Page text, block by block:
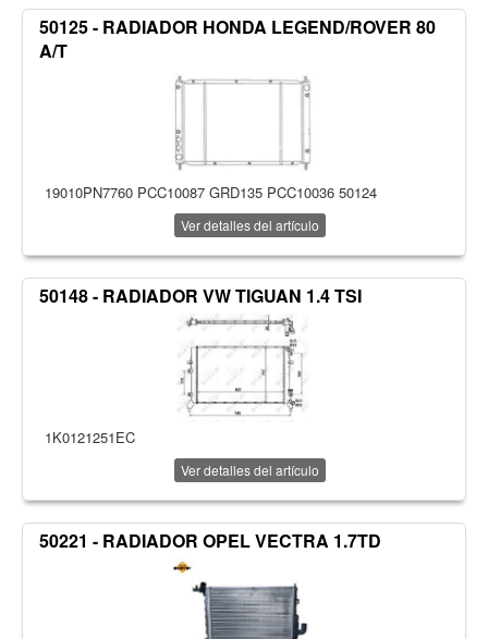
50125 - RADIADOR HONDA LEGEND/ROVER 80
A/T
19010PN7760 PCC10087 GRD135 PCC10036 50124
Ver detalles del artículo
50148 - RADIADOR VW TIGUAN 1.4 TSI
1K0121251EC
Ver detalles del artículo
50221 - RADIADOR OPEL VECTRA 1.7TD